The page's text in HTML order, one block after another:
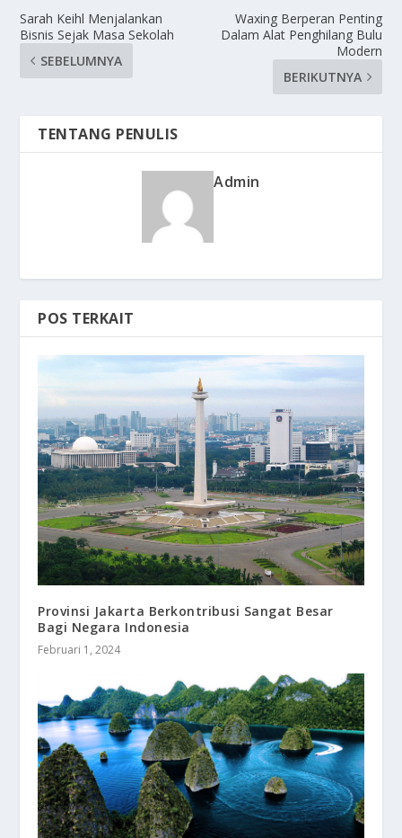
Sarah Keihl Menjalankan
Bisnis Sejak Masa Sekolah
SEBELUMNYA
Waxing Berperan Penting
Dalam Alat Penghilang Bulu
Modern
BERIKUTNYA
TENTANG PENULIS
Admin
POS TERKAIT
Provinsi Jakarta Berkontribusi Sangat Besar
Bagi Negara Indonesia
Februari 1, 2024